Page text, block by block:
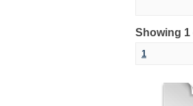
Showing
1